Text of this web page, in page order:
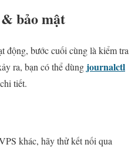
bảo mật
động, bước cuối cùng là kiểm tra
ra, bạn có thể dùng journalctl
tiết.
khác, hãy thử kết nối qua